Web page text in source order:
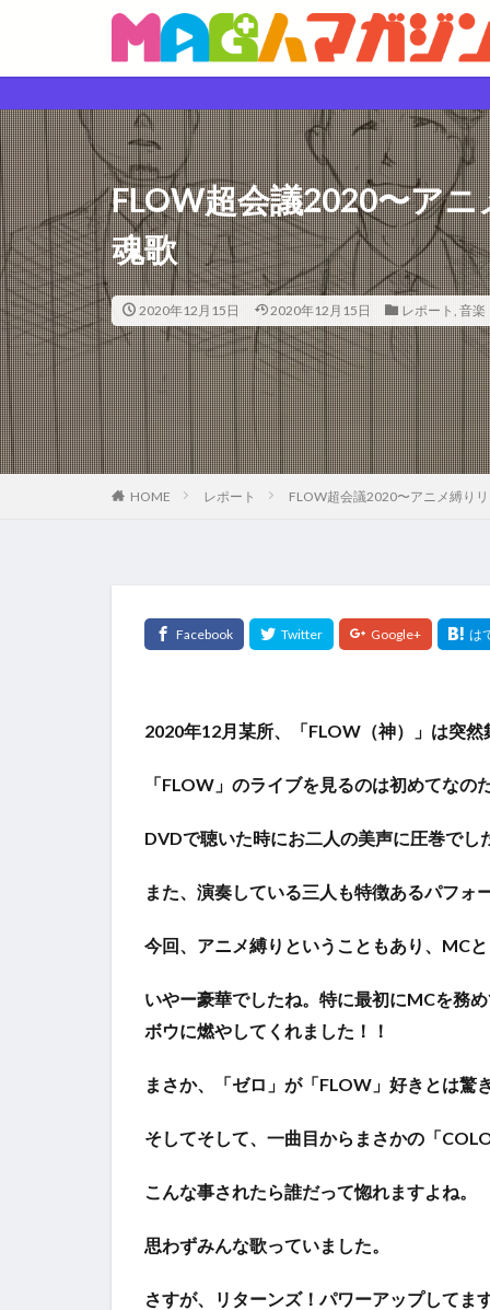
FLOW超会議2020〜ア
魂歌
2020年12月15日 2020年12月15日 レポート , 音楽
HOME レポート FLOW超会議2020〜アニメ縛り
2020年12月某所、「FLOW（神）」は突然
「FLOW」のライブを見るのは初めてな
DVDで聴いた時にお二人の美声に圧巻でし
また、演奏している三人も特徴あるパフォ
今回、アニメ縛りということもあり、MC
いやー豪華でしたね。特に最初にMCを務
ボウに燃やしてくれました！！
まさか、「ゼロ」が「FLOW」好きとは驚
そしてそして、一曲目からまさかの「
こんな事されたら誰だって惚れますよね。
思わずみんな歌っていました。
さすが、リターンズ！パワーアップしてま